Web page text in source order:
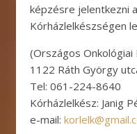
képzésre jelentkezni
Kórházlelkészségen
(Országos
1122 Ráth György
Tel: 061-224-8640
Kórházlelkész: Janig
e-mail: